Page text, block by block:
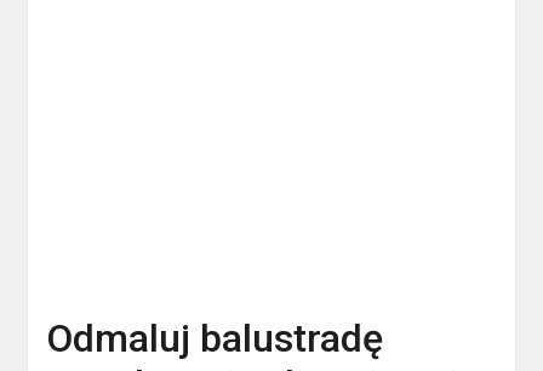
Odmaluj balustradę